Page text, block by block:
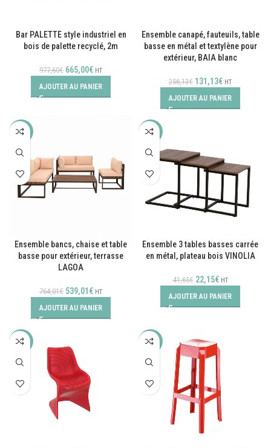
Bar PALETTE style industriel en
bois de palette recyclé, 2m
977,60€ 665,00€ HT
AJOUTER AU PANIER
Ensemble canapé, fauteuils, table
basse en métal et textylène pour
extérieur, BAIA blanc
256,13€ 131,13€ HT
AJOUTER AU PANIER
-29%
Ensemble bancs, chaise et table
basse pour extérieur, terrasse
LAGOA
764,01€ 539,01€ HT
AJOUTER AU PANIER
-47%
Ensemble 3 tables basses carrée
en métal, plateau bois VINOLIA
41,65€ 22,15€ HT
AJOUTER AU PANIER
-49% -30%